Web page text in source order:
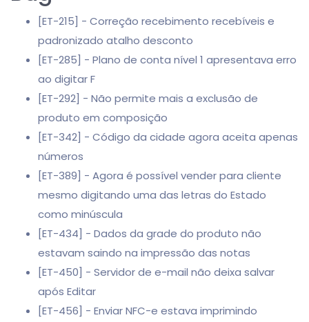
[ET-215] - Correção recebimento recebíveis e
padronizado atalho desconto
[ET-285] - Plano de conta nível 1 apresentava erro
ao digitar F
[ET-292] - Não permite mais a exclusão de
produto em composição
[ET-342] - Código da cidade agora aceita apenas
números
[ET-389] - Agora é possível vender para cliente
mesmo digitando uma das letras do Estado
como minúscula
[ET-434] - Dados da grade do produto não
estavam saindo na impressão das notas
[ET-450] - Servidor de e-mail não deixa salvar
após Editar
[ET-456] - Enviar NFC-e estava imprimindo